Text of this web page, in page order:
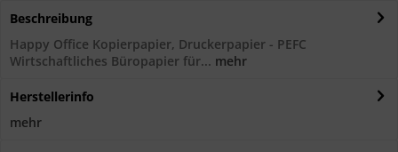
Beschreibung
Happy Office Kopierpapier, Druckerpapier - PEFC
Wirtschaftliches Büropapier für... mehr
Herstellerinfo
mehr